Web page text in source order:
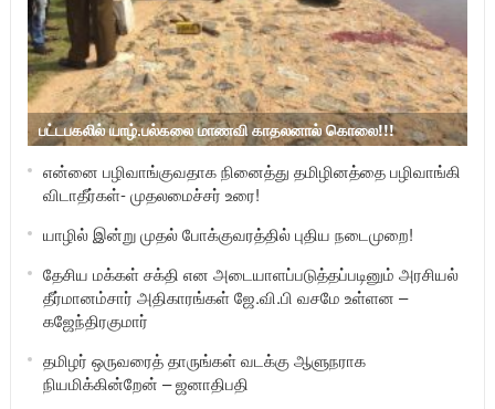
பட்டபகலில் யாழ்.பல்கலை மாணவி காதலனால் கொலை!!!
என்னை பழிவாங்குவதாக நினைத்து தமிழினத்தை பழிவாங்கி
விடாதீர்கள்- முதலமைச்சர் உரை!
யாழில் இன்று முதல் போக்குவரத்தில் புதிய நடைமுறை!
தேசிய மக்கள் சக்தி என அடையாளப்படுத்தப்படினும் அரசியல்
தீர்மானம்சார் அதிகாரங்கள் ஜே.வி.பி வசமே உள்ளன –
கஜேந்திரகுமார்
தமிழர் ஒருவரைத் தாருங்கள் வடக்கு ஆளுநராக
நியமிக்கின்றேன் – ஜனாதிபதி